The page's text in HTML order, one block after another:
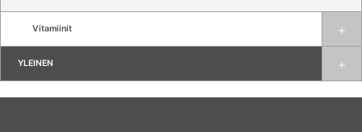
Vitamiinit
YLEINEN